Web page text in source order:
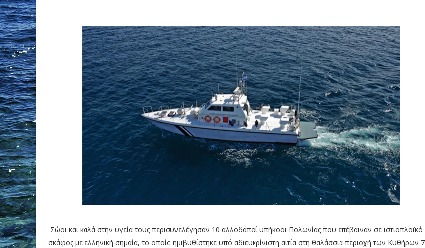
Σώοι και καλά στην υγεία τους περισυνελέγησαν 10 αλλοδαποί υπήκοοι Πολωνίας που επέβαιναν σε ιστιοπλοϊκό
σκάφος με ελληνική σημαία, το οποίο ημιβυθίστηκε υπό αδιευκρίνιστη αιτία στη θαλάσσια περιοχή των Κυθήρων 7